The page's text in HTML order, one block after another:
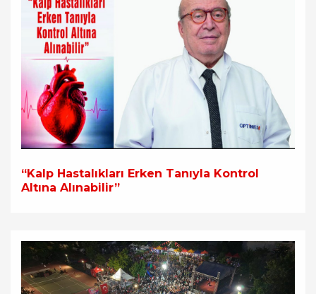
“Kalp Hastalıkları Erken Tanıyla Kontrol
Altına Alınabilir”